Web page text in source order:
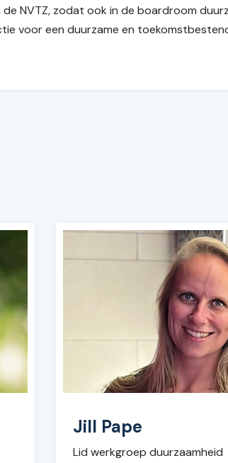
NVTZ, zodat ook in de boardroom
voor een duurzame en
Jill Pape
Lid werkgroep duurzaamheid